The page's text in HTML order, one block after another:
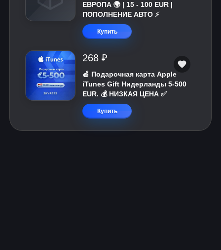
ЕВРОПА 🌍 | 15 - 100 EUR |
ПОПОЛНЕНИЕ АВТО ⚡
Купить
268 ₽
🍎 Подарочная карта Apple
iTunes Gift Нидерланды 5-500
EUR. 💰 НИЗКАЯ ЦЕНА ✅
Купить